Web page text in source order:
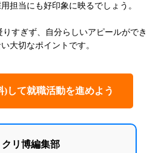
担当にも好印象に映るでしょう。
りすぎず、自分らしいアピールができ
大切なポイントです。
)して就職活動を進めよう
クリ博編集部